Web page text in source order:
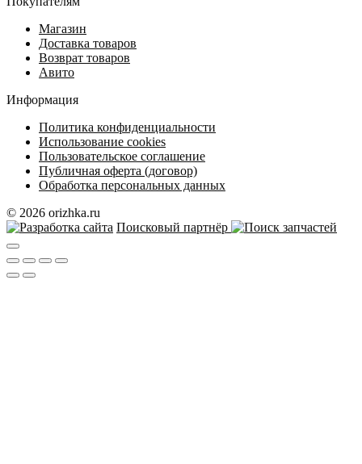
Магазин
Доставка товаров
Возврат товаров
Авито
Информация
Политика конфиденциальности
Использование cookies
Пользовательское соглашение
Публичная оферта (договор)
Обработка персональных данных
© 2026 orizhka.ru
Поисковый партнёр